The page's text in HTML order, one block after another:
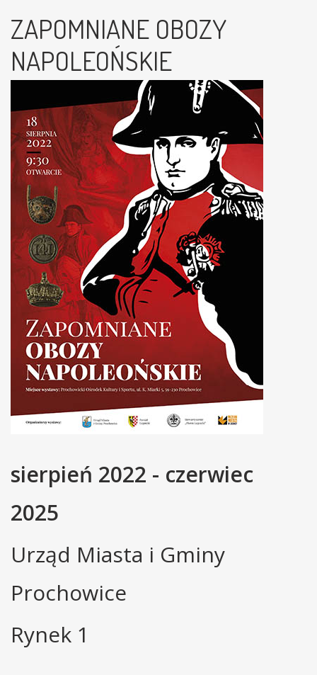
ZAPOMNIANE OBOZY
NAPOLEOŃSKIE
sierpień 2022 - czerwiec
2025
Urząd Miasta i Gminy
Prochowice
Rynek 1